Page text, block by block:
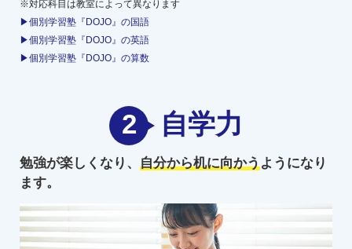
※対応科目は教室によって異なります
▶個別学習塾『DOJO』の国語
▶個別学習塾『DOJO』の英語
▶個別学習塾『DOJO』の算数
2 自学力
勉強が楽しくなり、 自分から机に向かうようになり
ます。